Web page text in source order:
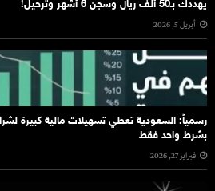
يهددك بـ50 ألف ريال وسجن 6 أشهر وترحيل!
أبريل 5, 2026
رسمياً: السعودية تعطي تسهيلات مالية كبيرة
بشرط واحد فقط
فبراير 27, 2026